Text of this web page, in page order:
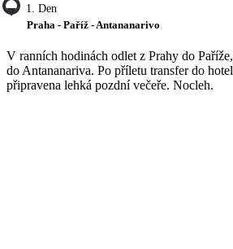
1. Den
Praha - Paříž - Antananarivo
V ranních hodinách odlet z Prahy do
do Antananariva. Po příletu transfer do
připravena lehká pozdní večeře. Nocleh.